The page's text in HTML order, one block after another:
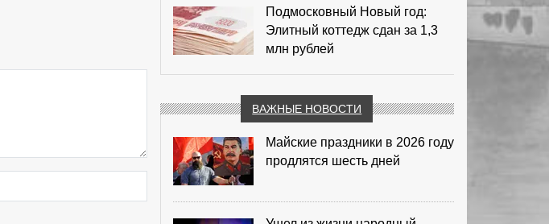
Подмосковный Новый год:
Элитный коттедж сдан за 1,3
млн рублей
ВАЖНЫЕ НОВОСТИ
Майские праздники в 2026 году
продлятся шесть дней